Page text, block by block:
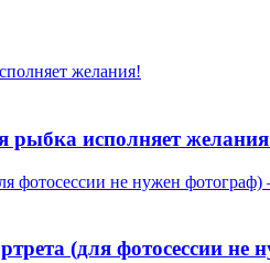
исполняет
(для фотосессии